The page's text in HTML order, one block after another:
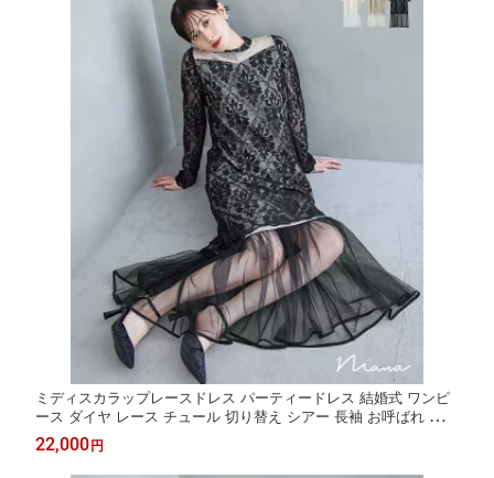
ミディスカラップレースドレス パーティードレス 結婚式 ワンピ
ース ダイヤ レース チュール 切り替え シアー 長袖 お呼ばれ パー
ティー 二次会 披露宴 謝恩会 成人式 同窓会 卒業式 フォーマル オ
ケージョンドレス 花嫁 ウェディング 前撮り 春 夏 秋 冬 黒 白 ベ
ージュ
22,000円